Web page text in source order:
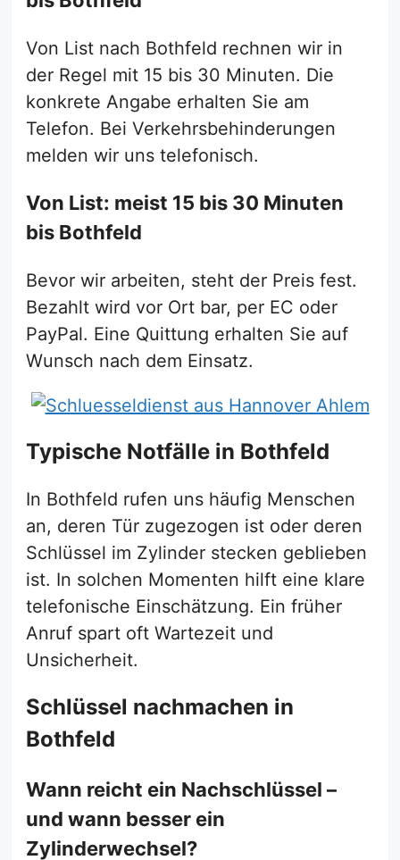
Von List nach Bothfeld rechnen wir in
der Regel mit 15 bis 30 Minuten. Die
konkrete Angabe erhalten Sie am
Telefon. Bei Verkehrsbehinderungen
melden wir uns telefonisch.
Von List: meist 15 bis 30 Minuten
bis Bothfeld
Bevor wir arbeiten, steht der Preis fest.
Bezahlt wird vor Ort bar, per EC oder
PayPal. Eine Quittung erhalten Sie auf
Wunsch nach dem Einsatz.
Typische Notfälle in Bothfeld
In Bothfeld rufen uns häufig Menschen
an, deren Tür zugezogen ist oder deren
Schlüssel im Zylinder stecken geblieben
ist. In solchen Momenten hilft eine klare
telefonische Einschätzung. Ein früher
Anruf spart oft Wartezeit und
Unsicherheit.
Schlüssel nachmachen in
Bothfeld
Wann reicht ein Nachschlüssel –
und wann besser ein
Zylinderwechsel?